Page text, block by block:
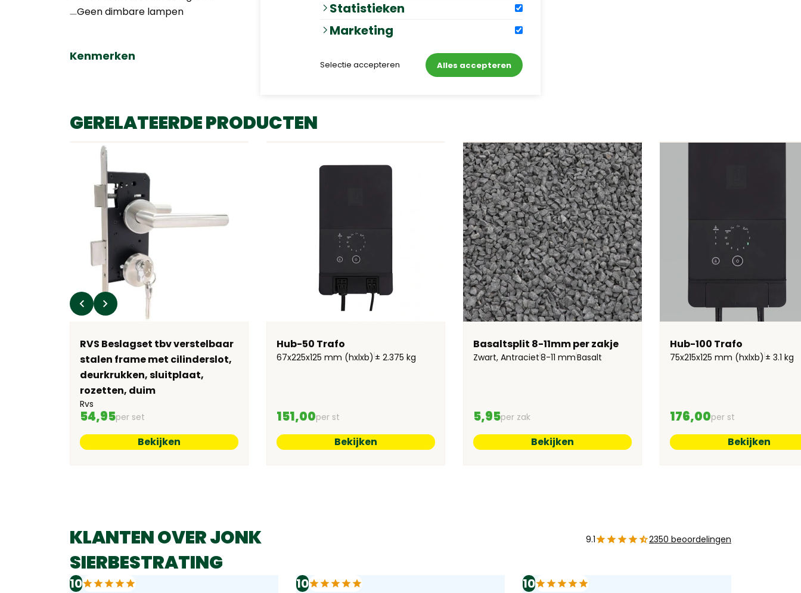
Geen dimbare lampen
Kenmerken
GERELATEERDE PRODUCTEN
RVS Beslagset tbv verstelbaar
stalen frame met cilinderslot,
deurkrukken, sluitplaat,
rozetten, duim
Rvs
54,95per set
Bekijken
Hub-50 Trafo
67x225x125 mm (hxlxb) ± 2.375 kg
151,00per st
Bekijken
Basaltsplit 8-11mm per zakje
Zwart, Antraciet8-11 mmBasalt
5,95per zak
Bekijken
Hub-100 Trafo
75x215x125 mm (hxlxb) ± 3.1 kg
176,00per st
Bekijken
KLANTEN OVER JONK
SIERBESTRATING
9.1 2350 beoordelingen
10 10 10
Statistieken
Marketing
Selectie accepteren Alles accepteren